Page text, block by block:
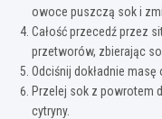
owoce puszczą sok i
Całość przecedź przez
przetworów, zbierając
Odciśnij dokładnie
Przelej sok z powrotem
cytryny.